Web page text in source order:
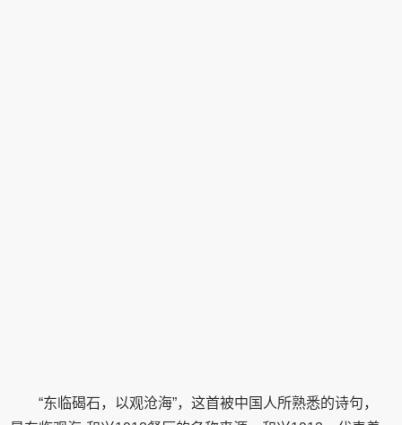
“东临碣石，以观沧海”，这首被中国人所熟悉的诗句，